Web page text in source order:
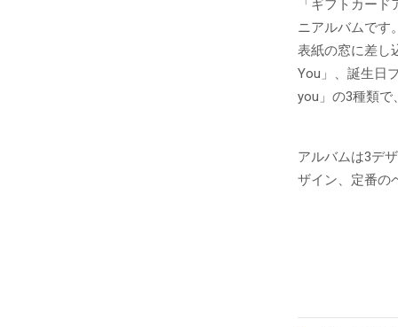
「ギフトカー
ニアルバムです
表紙の窓に差し
You」、誕生日
you」の3種類で
アルバムは3デ
ザイン、定番の